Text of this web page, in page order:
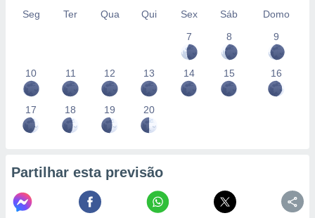
Seg Ter Qua Qui Sex Sáb
Domo
7
8 9
10 11 12 13 14 15 16
17 18 19 20
Partilhar esta previsão